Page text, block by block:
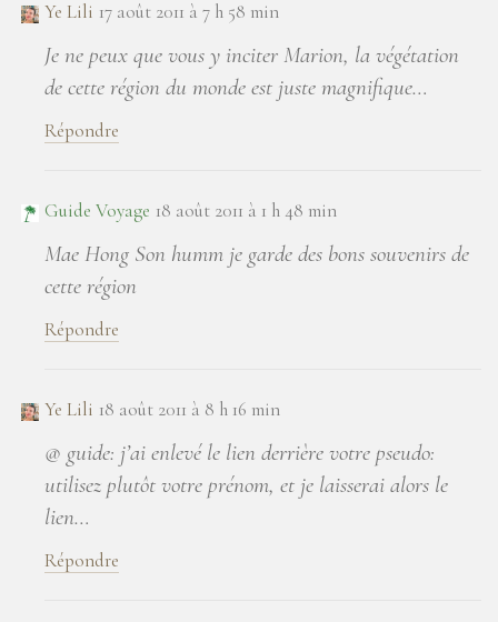
Ye Lili 17 août 2011 à 7 h 58 min
Je ne peux que vous y inciter Marion, la végétation
de cette région du monde est juste magnifique…
Répondre
Guide Voyage 18 août 2011 à 1 h 48 min
Mae Hong Son humm je garde des bons souvenirs de
cette région
Répondre
Ye Lili 18 août 2011 à 8 h 16 min
@ guide: j’ai enlevé le lien derrière votre pseudo:
utilisez plutôt votre prénom, et je laisserai alors le
lien…
Répondre